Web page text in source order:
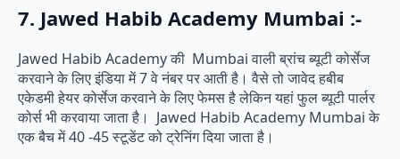
7. Jawed Habib Academy Mumbai :-
Jawed Habib Academy की Mumbai वाली ब्रांच ब्यूटी कोर्सेज
करवाने के लिए इंडिया में 7 वे नंबर पर आती है। वैसे तो जावेद हबीब
एकेडमी हेयर कोर्सेज करवाने के लिए फेमस है लेकिन यहां फुल ब्यूटी पार्लर
कोर्स भी करवाया जाता है। Jawed Habib Academy Mumbai के
एक बैच में 40 -45 स्टूडेंट को ट्रेनिंग दिया जाता है।